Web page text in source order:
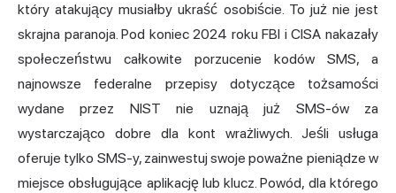
który atakujący musiałby ukraść osobiście. To już nie jest
skrajna paranoja. Pod koniec 2024 roku FBI i CISA nakazały
społeczeństwu całkowite porzucenie kodów SMS, a
najnowsze federalne przepisy dotyczące tożsamości
wydane przez NIST nie uznają już SMS-ów za
wystarczająco dobre dla kont wrażliwych. Jeśli usługa
oferuje tylko SMS-y, zainwestuj swoje poważne pieniądze w
miejsce obsługujące aplikację lub klucz. Powód, dla którego